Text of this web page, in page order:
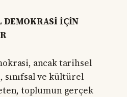
DEMOKRASİ İÇİN
ancak tarihsel
sınıfsal ve kültürel
toplumun gerçek